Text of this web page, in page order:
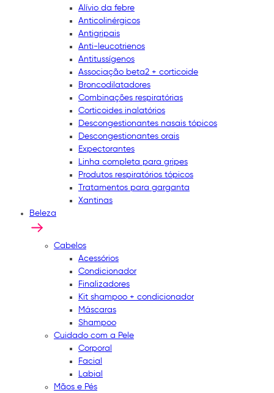
Alívio da febre
Anticolinérgicos
Antigripais
Anti-leucotrienos
Antitussígenos
Associação beta2 + corticoide
Broncodilatadores
Combinações respiratórias
Corticoides inalatórios
Descongestionantes nasais tópicos
Descongestionantes orais
Expectorantes
Linha completa para gripes
Produtos respiratórios tópicos
Tratamentos para garganta
Xantinas
Beleza
Cabelos
Acessórios
Condicionador
Finalizadores
Kit shampoo + condicionador
Máscaras
Shampoo
Cuidado com a Pele
Corporal
Facial
Labial
Mãos e Pés